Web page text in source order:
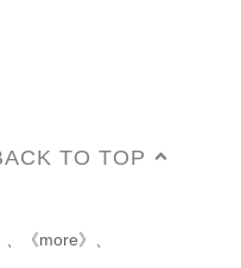
TO TOP
《more》